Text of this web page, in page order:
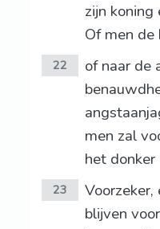
zijn koning
Of men de
22
of naar de
men zal
het donker
23
blijven